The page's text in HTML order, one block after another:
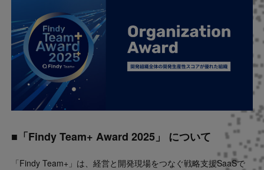
■「Findy Team+ Award 2025」 について
「Findy Team+」は、経営と開発現場をつなぐ戦略支援SaaSで